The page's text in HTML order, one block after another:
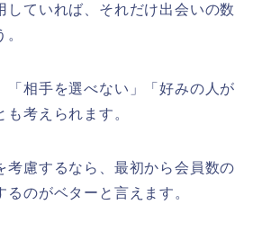
していれば、それだけ出会いの数
「相手を選べない」「好みの人が
考えられます。
考慮するなら、最初から会員数の
るのがベターと言えます。